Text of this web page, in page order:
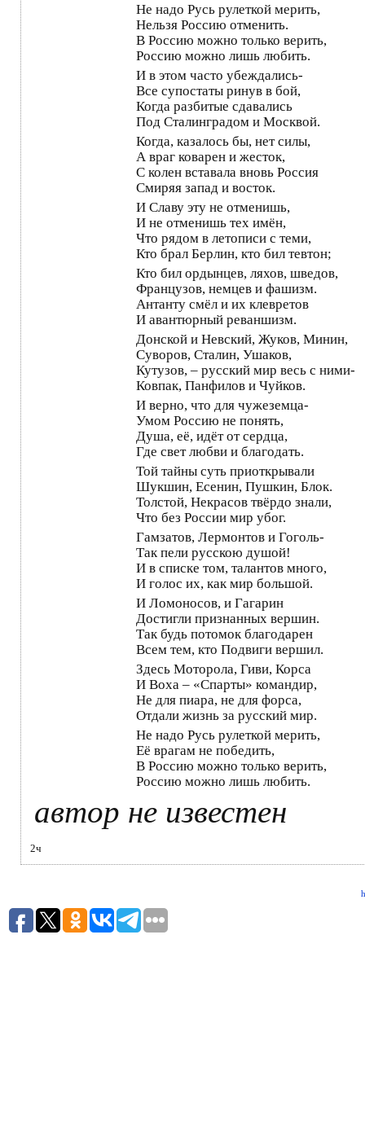
Не надо Русь рулеткой мерить,
Нельзя Россию отменить.
В Россию можно только верить,
Россию можно лишь любить.
И в этом часто убеждались-
Все супостаты ринув в бой,
Когда разбитые сдавались
Под Сталинградом и Москвой.
Когда, казалось бы, нет силы,
А враг коварен и жесток,
С колен вставала вновь Россия
Смиряя запад и восток.
И Славу эту не отменишь,
И не отменишь тех имён,
Что рядом в летописи с теми,
Кто брал Берлин, кто бил тевтон;
Кто бил ордынцев, ляхов, шведов,
Французов, немцев и фашизм.
Антанту смёл и их клевретов
И авантюрный реваншизм.
Донской и Невский, Жуков, Минин,
Суворов, Сталин, Ушаков,
Кутузов, – русский мир весь с ними-
Ковпак, Панфилов и Чуйков.
И верно, что для чужеземца-
Умом Россию не понять,
Душа, её, идёт от сердца,
Где свет любви и благодать.
Той тайны суть приоткрывали
Шукшин, Есенин, Пушкин, Блок.
Толстой, Некрасов твёрдо знали,
Что без России мир убог.
Гамзатов, Лермонтов и Гоголь-
Так пели русскою душой!
И в списке том, талантов много,
И голос их, как мир большой.
И Ломоносов, и Гагарин
Достигли признанных вершин.
Так будь потомок благодарен
Всем тем, кто Подвиги вершил.
Здесь Моторола, Гиви, Корса
И Воха – «Спарты» командир,
Не для пиара, не для форса,
Отдали жизнь за русский мир.
Не надо Русь рулеткой мерить,
Её врагам не победить,
В Россию можно только верить,
Россию можно лишь любить.
автор не известен
2ч